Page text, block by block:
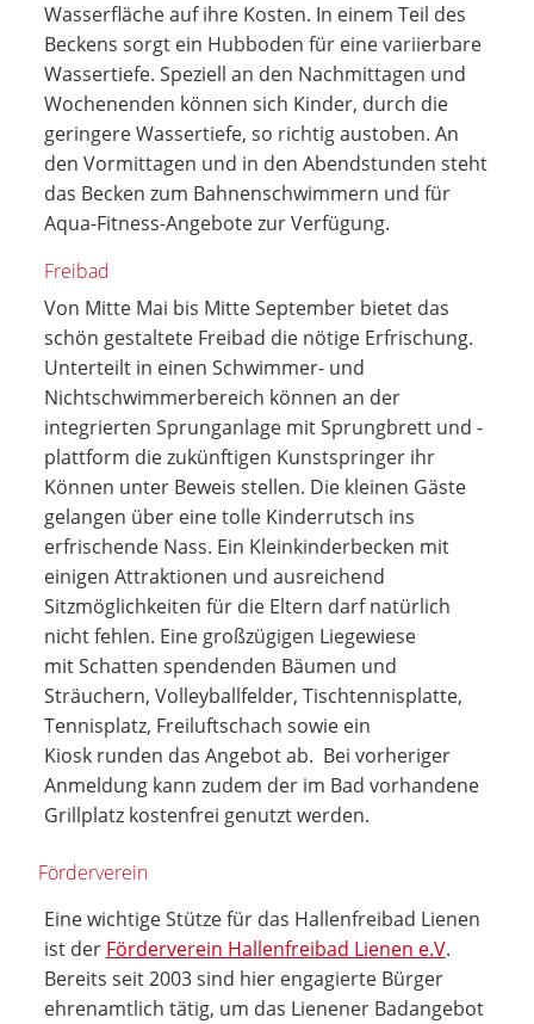
Wasserfläche auf ihre Kosten. In einem Teil des
Beckens sorgt ein Hubboden für eine variierbare
Wassertiefe. Speziell an den Nachmittagen und
Wochenenden können sich Kinder, durch die
geringere Wassertiefe, so richtig austoben. An
den Vormittagen und in den Abendstunden steht
das Becken zum Bahnenschwimmern und für
Aqua-Fitness-Angebote zur Verfügung.
Freibad
Von Mitte Mai bis Mitte September bietet das
schön gestaltete Freibad die nötige Erfrischung.
Unterteilt in einen Schwimmer- und
Nichtschwimmerbereich können an der
integrierten Sprunganlage mit Sprungbrett und -
plattform die zukünftigen Kunstspringer ihr
Können unter Beweis stellen. Die kleinen Gäste
gelangen über eine tolle Kinderrutsch ins
erfrischende Nass. Ein Kleinkinderbecken mit
einigen Attraktionen und ausreichend
Sitzmöglichkeiten für die Eltern darf natürlich
nicht fehlen. Eine großzügigen Liegewiese
mit Schatten spendenden Bäumen und
Sträuchern, Volleyballfelder, Tischtennisplatte,
Tennisplatz, Freiluftschach sowie ein
Kiosk runden das Angebot ab. Bei vorheriger
Anmeldung kann zudem der im Bad vorhandene
Grillplatz kostenfrei genutzt werden.
Förderverein
Eine wichtige Stütze für das Hallenfreibad Lienen
ist der Förderverein Hallenfreibad Lienen e.V.
Bereits seit 2003 sind hier engagierte Bürger
ehrenamtlich tätig, um das Lienener Badangebot